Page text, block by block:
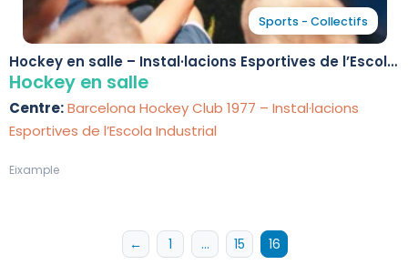
Sports - Collectifs
Hockey en salle – Instal·lacions Esportives de l’Escola
Industrial
Hockey en salle
Centre:Barcelona Hockey Club 1977 – Instal·lacions
Esportives de l’Escola Industrial
Eixample
← 1 … 15 16